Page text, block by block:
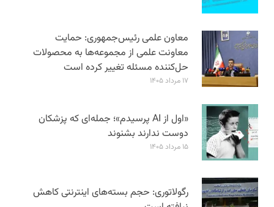
معاون علمی رئیس‌جمهوری: حمایت
معاونت علمی از مجموعه‌ها به محصولات
حل‌کننده مسئله تغییر کرده است
۱۷ مرداد ۱۴۰۵
«اول از AI پرسیدم»؛ جمله‌ای که پزشکان
دوست ندارند بشنوند
۱۵ مرداد ۱۴۰۵
رگولاتوری: حجم بسته‌های اینترنتی کاهش